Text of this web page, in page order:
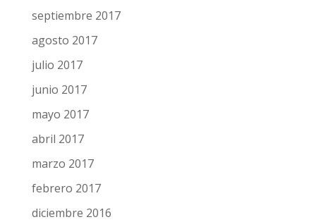
septiembre 2017
agosto 2017
julio 2017
junio 2017
mayo 2017
abril 2017
marzo 2017
febrero 2017
diciembre 2016